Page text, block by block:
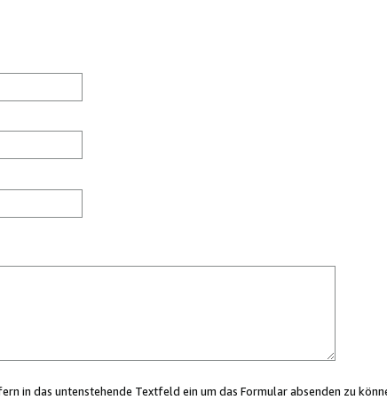
in das untenstehende Textfeld ein um das Formular absenden zu